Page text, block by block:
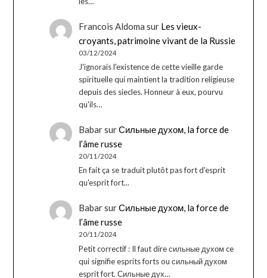
Francois Aldoma sur Les vieux-
croyants, patrimoine vivant de la Russie
03/12/2024
J'ignorais l'existence de cette vieille garde
spirituelle qui maintient la tradition religieuse
depuis des siecles. Honneur à eux, pourvu
qu'ils…
BabarsurСильные духом, la force de
l’âme russe
20/11/2024
En fait ça se traduit plutôt pas fort d'esprit
qu'esprit fort...
BabarsurСильные духом, la force de
l’âme russe
20/11/2024
Petit correctif : Il faut dire сильные духом ce
qui signifie esprits forts ou сильный духом
esprit fort. Сильные дух…